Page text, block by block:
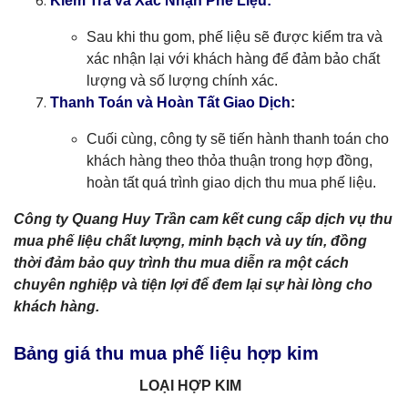
Sau khi thu gom, phế liệu sẽ được kiểm tra và
xác nhận lại với khách hàng để đảm bảo chất
lượng và số lượng chính xác.
Thanh Toán và Hoàn Tất Giao Dịch:
Cuối cùng, công ty sẽ tiến hành thanh toán cho
khách hàng theo thỏa thuận trong hợp đồng,
hoàn tất quá trình giao dịch thu mua phế liệu.
Công ty Quang Huy Trần cam kết cung cấp dịch vụ thu
mua phế liệu chất lượng, minh bạch và uy tín, đồng
thời đảm bảo quy trình thu mua diễn ra một cách
chuyên nghiệp và tiện lợi để đem lại sự hài lòng cho
khách hàng.
Bảng giá thu mua phế liệu hợp kim
LOẠI HỢP KIM